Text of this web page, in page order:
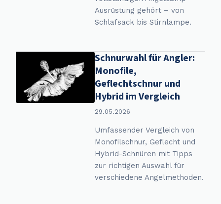
Ausrüstung gehört – von
Schlafsack bis Stirnlampe.
Schnurwahl für Angler:
Monofile,
Geflechtschnur und
Hybrid im Vergleich
29.05.2026
Umfassender Vergleich von
Monofilschnur, Geflecht und
Hybrid-Schnüren mit Tipps
zur richtigen Auswahl für
verschiedene Angelmethoden.